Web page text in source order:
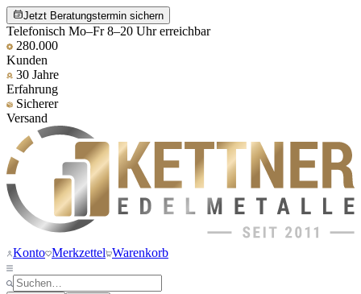
Jetzt Beratungstermin sichern
Telefonisch Mo–Fr 8–20 Uhr erreichbar
280.000
Kunden
30 Jahre
Erfahrung
Sicherer
Versand
Konto Merkzettel Warenkorb